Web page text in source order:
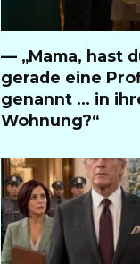
— „Mama, hast
gerade eine
genannt … in
Wohnung?“